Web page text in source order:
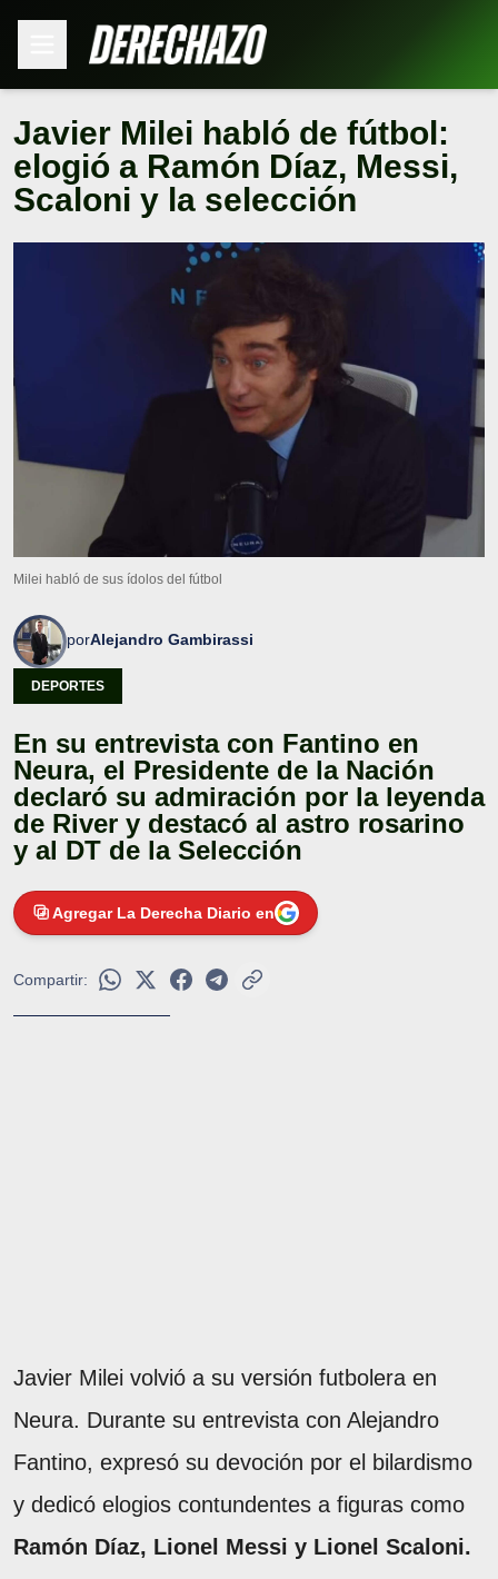
Javier Milei habló de fútbol:
elogió a Ramón Díaz, Messi,
Scaloni y la selección
Milei habló de sus ídolos del fútbol
porAlejandro Gambirassi
DEPORTES
En su entrevista con Fantino en
Neura, el Presidente de la Nación
declaró su admiración por la leyenda
de River y destacó al astro rosarino
y al DT de la Selección
Agregar La Derecha Diario en
Compartir:
Javier Milei volvió a su versión futbolera en
Neura. Durante su entrevista con Alejandro
Fantino, expresó su devoción por el bilardismo
y dedicó elogios contundentes a figuras como
Ramón Díaz, Lionel Messi y Lionel Scaloni.